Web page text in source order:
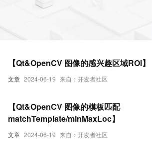
文章 2024-06-19 来自：开发者社区
【Qt&OpenCV 图像的感兴趣区域ROI】
文章 2024-06-19 来自：开发者社区
【Qt&OpenCV 图像的模板匹配
matchTemplate/minMaxLoc】